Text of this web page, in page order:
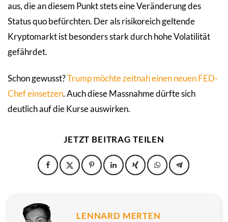
aus, die an diesem Punkt stets eine Veränderung des
Status quo befürchten. Der als risikoreich geltende
Kryptomarkt ist besonders stark durch hohe Volatilität
gefährdet.
Schon gewusst?Trump möchte zeitnah einen neuen FED-
Chef einsetzen. Auch diese Massnahme dürfte sich
deutlich auf die Kurse auswirken.
JETZT BEITRAG TEILEN
LENNARD MERTEN